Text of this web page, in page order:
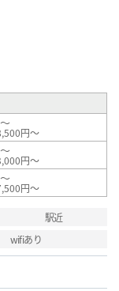
円～
円～
円～
駅近
wifiあり